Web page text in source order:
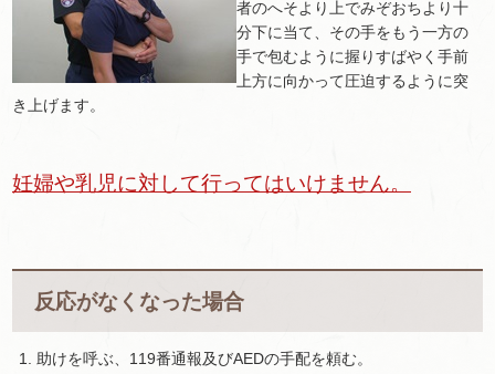
者のへそより上でみぞおちより十
分下に当て、その手をもう一方の
手で包むように握りすばやく手前
上方に向かって圧迫するように突
き上げます。
妊婦や乳児に対して行ってはいけません。
反応がなくなった場合
助けを呼ぶ、119番通報及びAEDの手配を頼む。